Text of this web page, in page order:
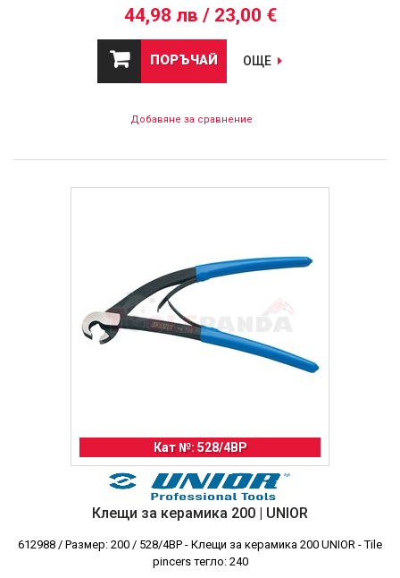
44,98 лв / 23,00 €
ПОРЪЧАЙ ОЩЕ
Добавяне за сравнение
Кат №: 528/4BP
Клещи за керамика 200 | UNIOR
612988 / Размер: 200 / 528/4BP - Клещи за керамика 200 UNIOR - Tile
pincers тегло: 240